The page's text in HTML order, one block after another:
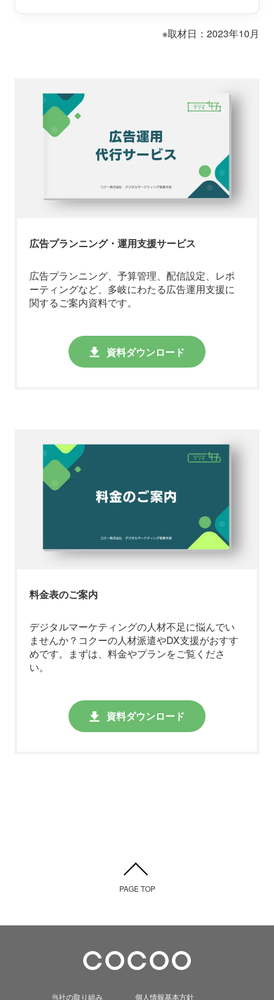
※取材日：2023年10月
広告プランニング・運用支援サービス
広告プランニング、予算管理、配信設定、レポ
ーティングなど、多岐にわたる広告運用支援に
関するご案内資料です。
資料ダウンロード
料金表のご案内
デジタルマーケティングの人材不足に悩んでい
ませんか？コクーの人材派遣やDX支援がおすす
めです。まずは、料金やプランをご覧くださ
い。
資料ダウンロード
PAGE TOP
当社の取り組み 個人情報基本方針